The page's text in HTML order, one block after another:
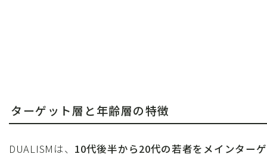
ターゲット層と年齢層の特徴
DUALISMは、 10代後半から20代の若者をメインターゲ